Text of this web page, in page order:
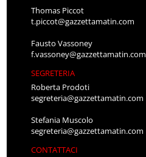
Thomas Piccot
t.piccot@gazzettamatin.com
Fausto Vassoney
f.vassoney@gazzettamatin.com
SEGRETERIA
Roberta Prodoti
segreteria@gazzettamatin.com
Stefania Muscolo
segreteria@gazzettamatin.com
CONTATTACI